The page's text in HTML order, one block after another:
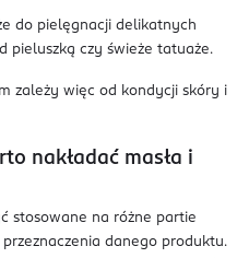
do pielęgnacji delikatnych
pieluszką czy świeże tatuaże.
zależy więc od kondycji skóry i
nakładać masła i
stosowane na różne partie
danego produktu.